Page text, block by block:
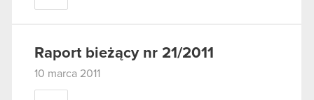
Raport bieżący nr 21/2011
10 marca 2011